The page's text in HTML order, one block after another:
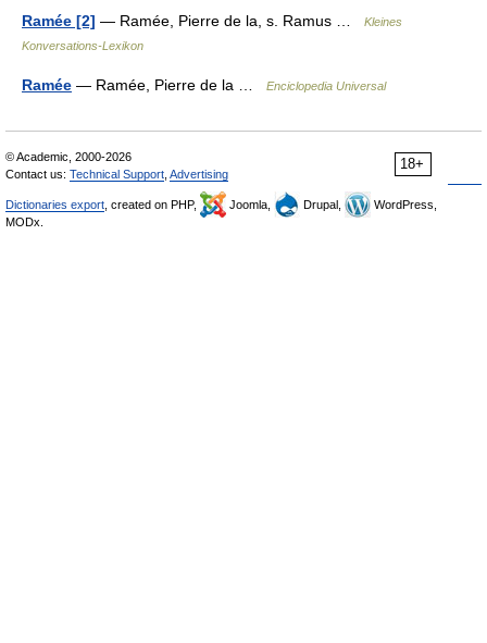
Ramée [2] — Ramée, Pierre de la, s. Ramus …
Kleines
Konversations-Lexikon
Ramée — Ramée, Pierre de la … Enciclopedia Universal
18+
© Academic, 2000-2026
Contact us: Technical Support Advertising
Dictionaries export , created on PHP, Joomla, Drupal,
WordPress,
MODx.